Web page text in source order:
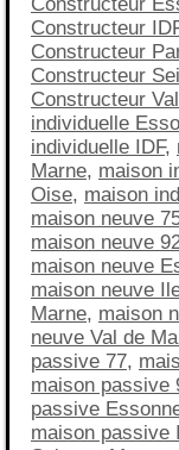
Constructeur
Constructeur
Constructeur
Constructeur
individuelle
individuelle IDF,
Marne, maison
Oise, maison
maison neuve
maison neuve
maison neuve
maison neuve
Marne, maison
neuve Val de
passive 77,
maison passive
passive
maison passive